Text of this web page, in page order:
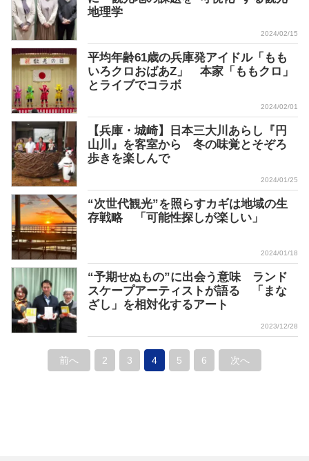
地理学
2024/02/15
平均年齢61歳の兵庫発アイドル「もも
いろクロおばあZ」 本家「ももクロ」
とライブでコラボ
2024/02/01
【兵庫・城崎】日本三大川あらし『円
山川』を客室から 冬の味覚とそぞろ
歩きを楽しんで
2024/01/25
“次世代観光”を照らすカギは地域の生
存戦略 「可能性探しが楽しい」
2024/01/18
“予期せぬもの”に出会う意味 ランド
スケープアーティストが語る 「まな
ざし」を相対化するアート
2023/12/28
前へ 2 3 4 5 6 次へ